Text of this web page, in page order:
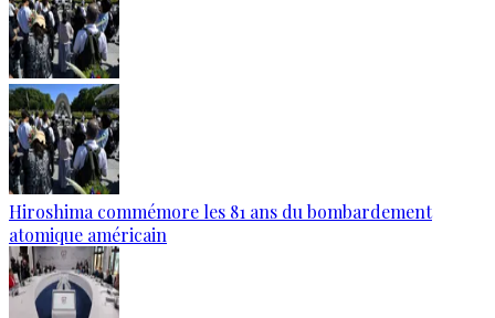
Hiroshima commémore les 81 ans du bombardement
atomique américain